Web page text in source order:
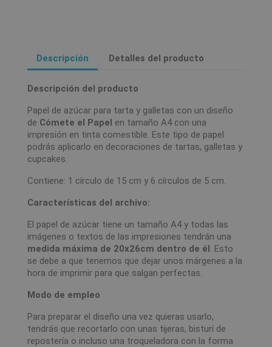
Descripción Detalles del producto
Descripción del producto
Papel de azúcar para tarta y galletas con un diseño
de Cómete el Papel en tamaño A4 con una
impresión en tinta comestible. Este tipo de papel
podrás aplicarlo en decoraciones de tartas, galletas y
cupcakes.
Contiene: 1 círculo de 15 cm y 6 círculos de 5 cm.
Características del archivo:
El papel de azúcar tiene un tamaño A4 y todas las
imágenes o textos de las impresiones tendrán una
medida máxima de 20x26cm dentro de él. Esto
se debe a que tenemos que dejar unos márgenes a la
hora de imprimir para que salgan perfectas.
Modo de empleo
Para preparar el diseño una vez quieras usarlo,
tendrás que recortarlo con unas tijeras, bisturí de
repostería o incluso una troqueladora con la forma